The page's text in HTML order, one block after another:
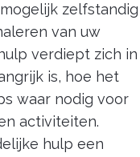
zelfstandig
van uw
verdiept zich in
is, hoe het
waar nodig voor
activiteiten.
hulp een